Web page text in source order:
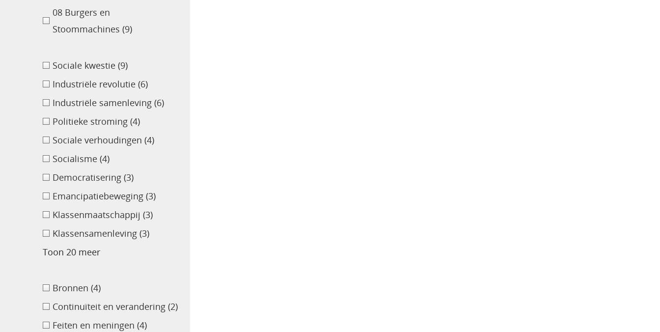
08 Burgers en
Stoommachines (9)
Sociale kwestie (9)
Industriële revolutie (6)
Industriële samenleving (6)
Politieke stroming (4)
Sociale verhoudingen (4)
Socialisme (4)
Democratisering (3)
Emancipatiebeweging (3)
Klassenmaatschappij (3)
Klassensamenleving (3)
Toon 20 meer
Bronnen (4)
Continuïteit en verandering (2)
Feiten en meningen (4)